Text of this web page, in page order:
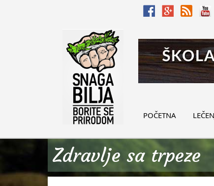
POČETNA
Zdravlje sa trpeze